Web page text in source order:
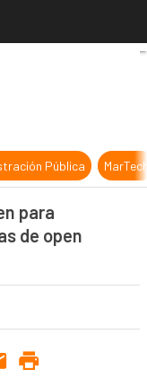
OVHcloud se unen
Pública
para
de open